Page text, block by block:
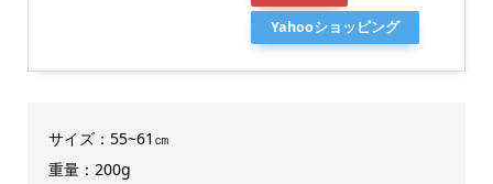
Yahooショッピング
サイズ：55~61㎝
重量：200g